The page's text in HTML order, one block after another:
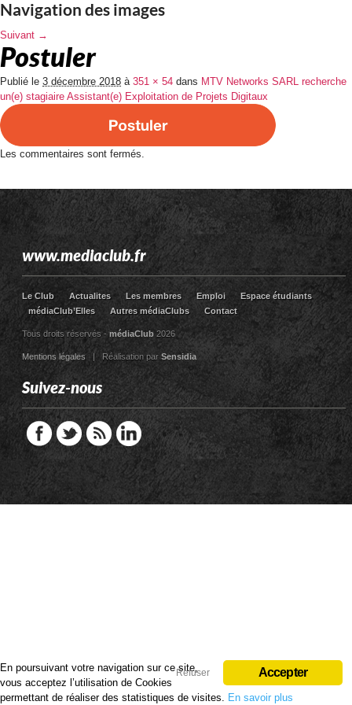
Navigation des images
Suivant →
Postuler
Publié le 3 décembre 2018 à 351 × 54 dans MTV Networks SARL recherche
un(e) stagiaire Assistant(e) Exploitation de Projets Digitaux
Les commentaires sont fermés.
Refuser Accepter
En poursuivant votre navigation sur ce site,
vous acceptez l’utilisation de Cookies
permettant de réaliser des statistiques de visites. En savoir plus
www.mediaclub.fr
Le Club Actualites Les membres Emploi
Espace étudiants
médiaClub’Elles
Autres médiaClubs Contact
Tous droits réservés - médiaClub2026
Mentions légales| Réalisation par Sensidia
Suivez-nous
Refuser Accepter
En poursuivant votre navigation sur ce site,
vous acceptez l’utilisation de Cookies
permettant de réaliser des statistiques de visites. En savoir plus